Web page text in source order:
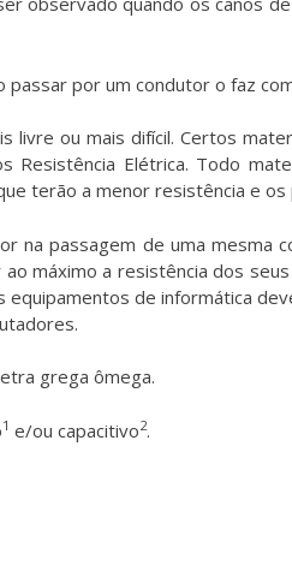
por um condutor o faz
ou mais difícil. Certos
Resistência Elétrica. Todo
terão a menor resistência e
na passagem de uma mesma
máximo a resistência dos
de informática
grega ômega.
1 e/ou capacitivo2.